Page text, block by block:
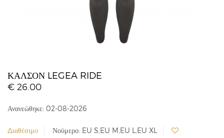
ΚΑΛΣΌΝ LEGEA RIDE
€ 26.00
Ανανεώθηκε: 02-08-2026
Διαθέσιμο Νούμερο: EU S,EU M,EU L,EU XL